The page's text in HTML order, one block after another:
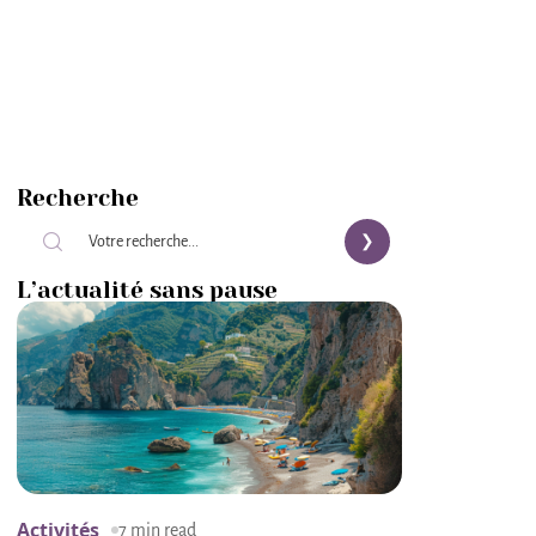
Recherche
L’actualité sans pause
Activités 7 min read